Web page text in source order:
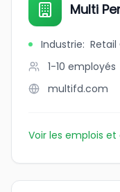
Multi
Industrie:
1-10 employés
multifd.com
Voir les emplois et